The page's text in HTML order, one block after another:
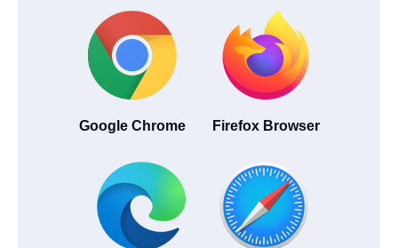
Google Chrome Firefox Browser